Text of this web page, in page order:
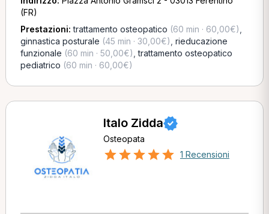
(FR)
Prestazioni:trattamento osteopatico (60 min · 60,00€)
ginnastica posturale (45 min · 30,00€) rieducazione
funzionale (60 min · 50,00€) ,trattamento osteopatico
pediatrico (60 min · 60,00€)
Italo Zidda
Osteopata
1 Recensioni